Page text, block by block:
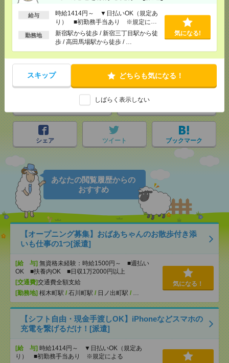
給与
時給1414円～ ▼日払いOK（規定あ
り） ■初勤務手当あり ※規定によ
る
勤務地
新宿駅から徒歩 / 新宿三丁目駅から徒
歩 / 高田馬場駅から徒歩 / …
気になる!
スキップ どちらも気になる！
しばらく表示しない
応募ページへ
気になる！
で送る
シェア ツイート ブックマーク
あなたの閲覧履歴からの
おすすめ
【オープニング募集】おばあちゃんのお散歩付き添
いも仕事の1つ[派遣]
[給 与] 無資格未経験：時給1500円～ ■週払い
OK ■扶養内OK ■日収1万2000円以上
[交通費]交通費全額支給
[勤務地] 桜木町駅 / 石川町駅 / 日ノ出町駅 / …
気になる！
【シフト自由・現金手渡しOK】iPhoneなどスマホの
充電を繋げるだけ！[派遣]
[給 与] 時給1414円～ ▼日払いOK（規定あ
り） ■初勤務手当あり ※規定による